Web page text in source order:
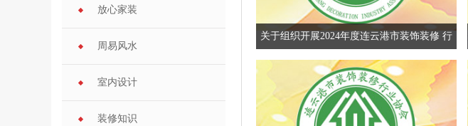
放心家装
周易风水
室内设计
装修知识
关于组织开展2024年度连云港市装饰装修 行
业优秀企业家的通知